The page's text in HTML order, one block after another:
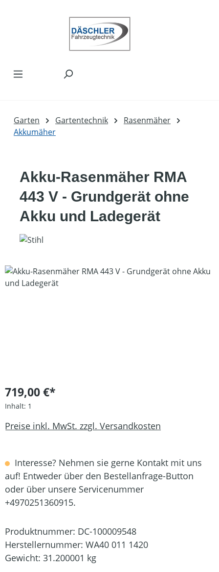
Garten Gartentechnik
Rasenmäher
Akkumäher
Akku-Rasenmäher RMA
443 V - Grundgerät ohne
Akku und Ladegerät
Bildergalerie überspringen
719,00 €*
Inhalt: 1
Preise inkl. MwSt. zzgl. Versandkosten
Interesse? Nehmen sie gerne Kontakt mit uns
auf! Entweder über den Bestellanfrage-Button
oder über unsere Servicenummer
+4970251360915.
Produktnummer: DC-100009548
Herstellernummer: WA40 011 1420
Gewicht: 31.200001 kg